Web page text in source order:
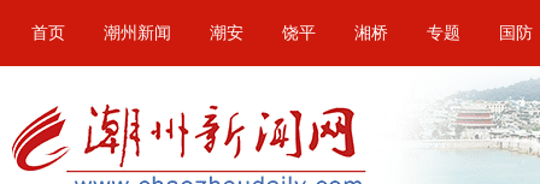
首页 潮州新闻 潮安 饶平 湘桥 专题 国防